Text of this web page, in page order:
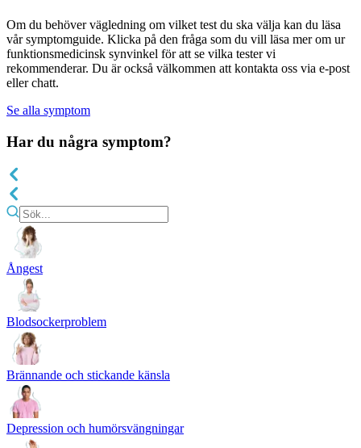
Om du behöver vägledning om vilket test du ska välja kan du läsa
vår symptomguide. Klicka på den fråga som du vill läsa mer om ur
funktionsmedicinsk synvinkel för att se vilka tester vi
rekommenderar. Du är också välkommen att kontakta oss via e-post
eller chatt.
Se alla symptom
Har du några symptom?
Ångest
Blodsockerproblem
Brännande och stickande känsla
Depression och humörsvängningar